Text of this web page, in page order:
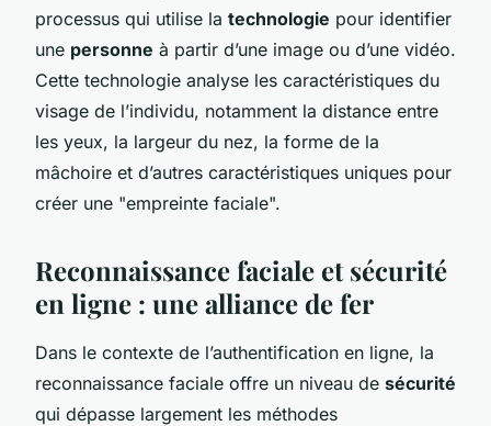
processus qui utilise la technologie pour identifier
une personne à partir d’une image ou d’une vidéo.
Cette technologie analyse les caractéristiques du
visage de l’individu, notamment la distance entre
les yeux, la largeur du nez, la forme de la
mâchoire et d’autres caractéristiques uniques pour
créer une "empreinte faciale".
Reconnaissance faciale et sécurité
en ligne : une alliance de fer
Dans le contexte de l’authentification en ligne, la
reconnaissance faciale offre un niveau de sécurité
qui dépasse largement les méthodes